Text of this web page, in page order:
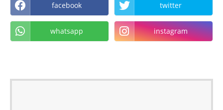
facebook twitter
whatsapp instagram